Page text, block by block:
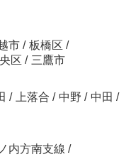
市 / 板橋区 /
区 / 三鷹市
/ 上落合 / 中野 / 中田 /
内方南支線 /